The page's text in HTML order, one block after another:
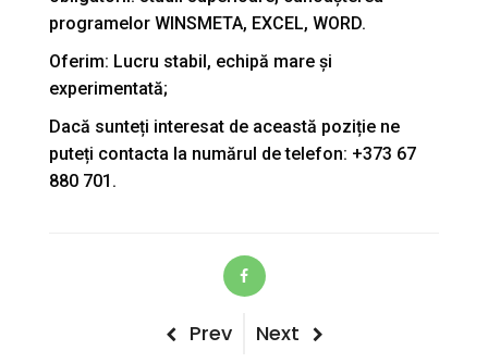
programelor WINSMETA, EXCEL, WORD.
Oferim: Lucru stabil, echipă mare și
experimentată;
Dacă sunteți interesat de această poziție ne
puteți contacta la numărul de telefon: +373 67
880 701.
Previous
Prev
Next
Next